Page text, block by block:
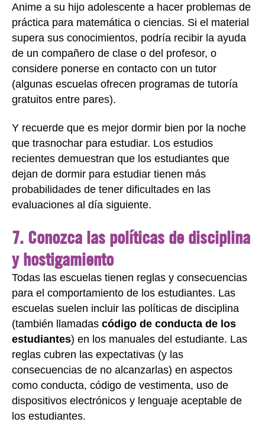
Anime a su hijo adolescente a hacer problemas de
práctica para matemática o ciencias. Si el material
supera sus conocimientos, podría recibir la ayuda
de un compañero de clase o del profesor, o
considere ponerse en contacto con un tutor
(algunas escuelas ofrecen programas de tutoría
gratuitos entre pares).
Y recuerde que es mejor dormir bien por la noche
que trasnochar para estudiar. Los estudios
recientes demuestran que los estudiantes que
dejan de dormir para estudiar tienen más
probabilidades de tener dificultades en las
evaluaciones al día siguiente.
7. Conozca las políticas de disciplina
y hostigamiento
Todas las escuelas tienen reglas y consecuencias
para el comportamiento de los estudiantes. Las
escuelas suelen incluir las políticas de disciplina
(también llamadas código de conducta de los
estudiantes) en los manuales del estudiante. Las
reglas cubren las expectativas (y las
consecuencias de no alcanzarlas) en aspectos
como conducta, código de vestimenta, uso de
dispositivos electrónicos y lenguaje aceptable de
los estudiantes.